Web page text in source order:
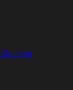
Klachten